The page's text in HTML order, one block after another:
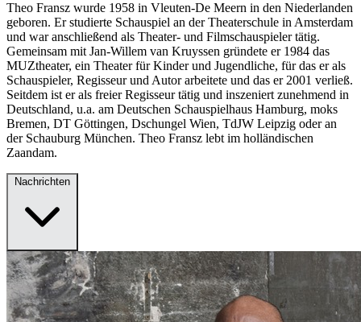
Theo Fransz wurde 1958 in Vleuten-De Meern in den Niederlanden
geboren. Er studierte Schauspiel an der Theaterschule in Amsterdam
und war anschließend als Theater- und Filmschauspieler tätig.
Gemeinsam mit Jan-Willem van Kruyssen gründete er 1984 das
MUZtheater, ein Theater für Kinder und Jugendliche, für das er als
Schauspieler, Regisseur und Autor arbeitete und das er 2001 verließ.
Seitdem ist er als freier Regisseur tätig und inszeniert zunehmend in
Deutschland, u.a. am Deutschen Schauspielhaus Hamburg, moks
Bremen, DT Göttingen, Dschungel Wien, TdJW Leipzig oder an
der Schauburg München. Theo Fransz lebt im holländischen
Zaandam.
Nachrichten